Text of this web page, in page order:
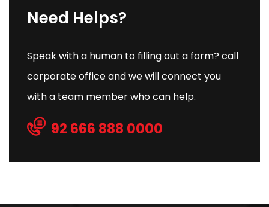
Need Helps?
Speak with a human to filling out a form? call
corporate office and we will connect you
with a team member who can help.
92 666 888 0000